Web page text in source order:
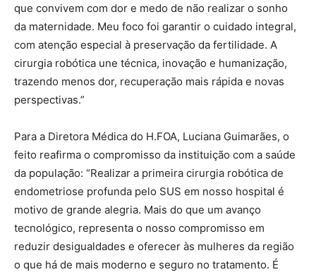
que convivem com dor e medo de não realizar o sonho
da maternidade. Meu foco foi garantir o cuidado integral,
com atenção especial à preservação da fertilidade. A
cirurgia robótica une técnica, inovação e humanização,
trazendo menos dor, recuperação mais rápida e novas
perspectivas.”
Para a Diretora Médica do H.FOA, Luciana Guimarães, o
feito reafirma o compromisso da instituição com a saúde
da população: “Realizar a primeira cirurgia robótica de
endometriose profunda pelo SUS em nosso hospital é
motivo de grande alegria. Mais do que um avanço
tecnológico, representa o nosso compromisso em
reduzir desigualdades e oferecer às mulheres da região
o que há de mais moderno e seguro no tratamento. É